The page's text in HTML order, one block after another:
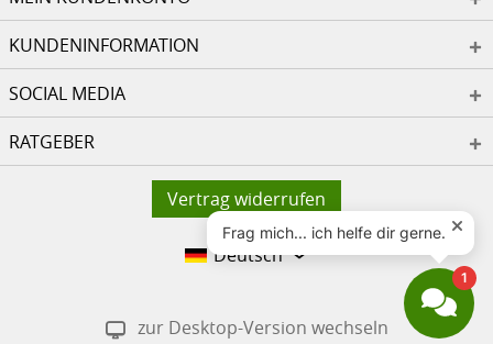
KUNDENINFORMATION
SOCIAL MEDIA
RATGEBER
Vertrag widerrufen
Deutsch
zur Desktop-Version wechseln